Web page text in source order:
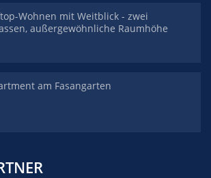
Wohnen mit Weitblick - zwei
außergewöhnliche Raumhöhe
am Fasangarten